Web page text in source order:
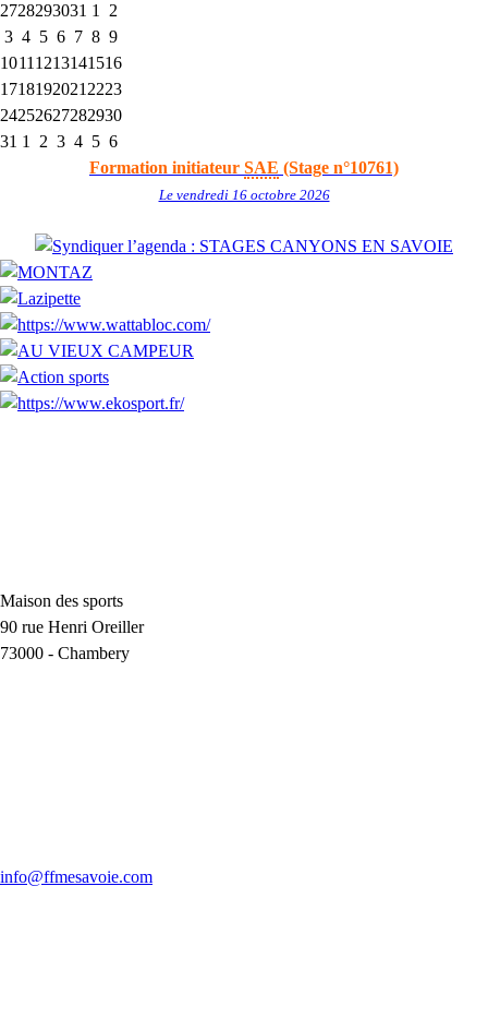
2728293031 1
2
3 4 5 6 7 8 9
1011 1213141516
1718192021 2223
24252627282930
31 1 2 3 4 5 6
Formation initiateur SAE (Stage n°10761)
Le vendredi 16 octobre 2026
Maison des sports
90 rue Henri Oreiller
73000 - Chambery
info@ffmesavoie.com